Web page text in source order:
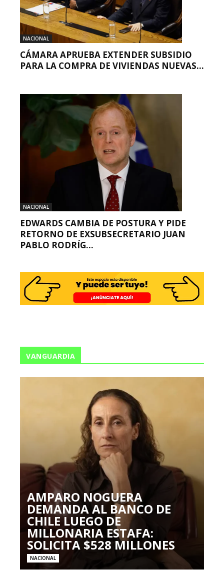
NACIONAL
CÁMARA APRUEBA EXTENDER SUBSIDIO
PARA LA COMPRA DE VIVIENDAS NUEVAS...
NACIONAL
EDWARDS CAMBIA DE POSTURA Y PIDE
RETORNO DE EXSUBSECRETARIO JUAN
PABLO RODRÍG...
VANGUARDIA
AMPARO NOGUERA
DEMANDA AL BANCO DE
CHILE LUEGO DE
MILLONARIA ESTAFA:
SOLICITA $528 MILLONES
NACIONAL